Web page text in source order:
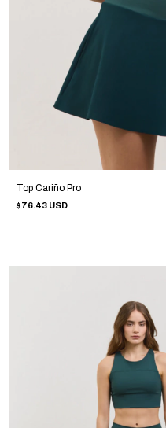
Top Cariño Pro
$76.43 USD